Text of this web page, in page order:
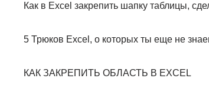
Как в Excel закрепить шапку таблицы,
5 Трюков Excel, о которых ты еще не
КАК ЗАКРЕПИТЬ ОБЛАСТЬ В EXCEL